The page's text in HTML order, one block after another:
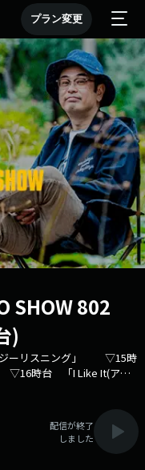
プラン変更
SHOW 802
)
ジーリスニング」 ▽15時
▽16時台 「I Like It(アイ
Town」 「餃子の王
餃子の王将 Share the
あります！ あなたの好き
ください。 ▽17時台
配信が終了
しました